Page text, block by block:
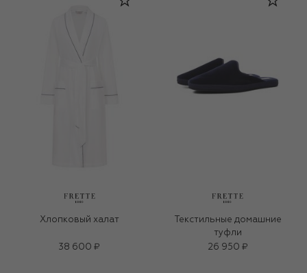
Хлопковый халат
38 600 ₽
Текстильные домашние
туфли
26 950 ₽